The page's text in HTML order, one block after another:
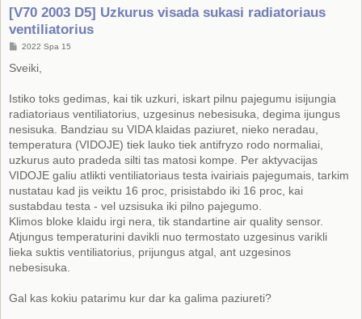
[V70 2003 D5] Uzkurus visada sukasi radiatoriaus
ventiliatorius
S
a
n
a
r
t
n
ė
2022 Spa 15
Sveiki,
Istiko toks gedimas, kai tik uzkuri, iskart pilnu pajegumu isijungia
radiatoriaus ventiliatorius, uzgesinus nebesisuka, degima ijungus
nesisuka. Bandziau su VIDA klaidas paziuret, nieko neradau,
temperatura (VIDOJE) tiek lauko tiek antifryzo rodo normaliai,
uzkurus auto pradeda silti tas matosi kompe. Per aktyvacijas
VIDOJE galiu atlikti ventiliatoriaus testa ivairiais pajegumais, tarkim
nustatau kad jis veiktu 16 proc, prisistabdo iki 16 proc, kai
sustabdau testa - vel uzsisuka iki pilno pajegumo.
Klimos bloke klaidu irgi nera, tik standartine air quality sensor.
Atjungus temperaturini davikli nuo termostato uzgesinus varikli
lieka suktis ventiliatorius, prijungus atgal, ant uzgesinos
nebesisuka.
Gal kas kokiu patarimu kur dar ka galima paziureti?